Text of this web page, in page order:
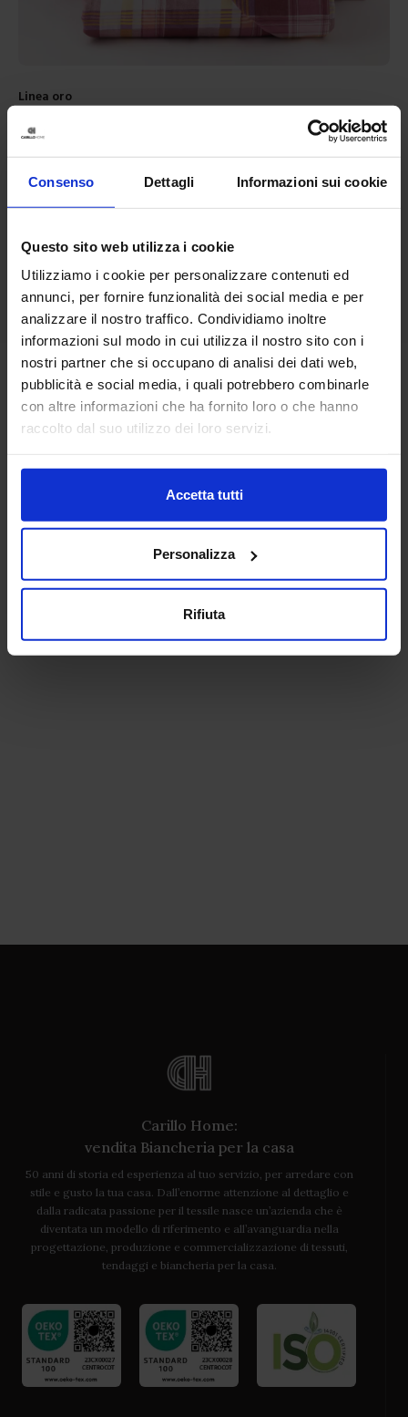
Consenso Dettagli Informazioni sui cookie
Questo sito web utilizza i cookie
Utilizziamo i cookie per personalizzare contenuti ed
annunci, per fornire funzionalità dei social media e per
analizzare il nostro traffico. Condividiamo inoltre
informazioni sul modo in cui utilizza il nostro sito con i
nostri partner che si occupano di analisi dei dati web,
pubblicità e social media, i quali potrebbero combinarle
con altre informazioni che ha fornito loro o che hanno
raccolto dal suo utilizzo dei loro servizi.
Accetta tutti
Personalizza
Rifiuta
Linea oro
44,90
Colori disponibili
Rosa
Carillo Home:
vendita Biancheria per la casa
50 anni di storia ed esperienza al tuo servizio, per arredare con
stile e gusto la tua casa. Dall’enorme attenzione al dettaglio e
dalla radicata passione per il tessile nasce un’azienda che è
diventata un modello di riferimento e all’avanguardia nella
progettazione, produzione e commercializzazione di tessuti,
tendaggi e biancheria per la casa.